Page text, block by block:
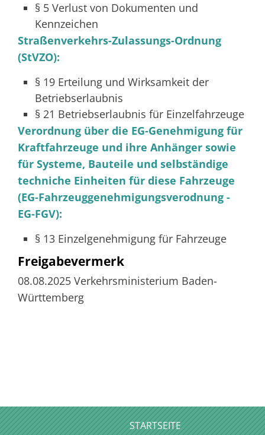
§ 5 Verlust von Dokumenten und
Kennzeichen
Straßenverkehrs-Zulassungs-Ordnung
(StVZO):
§ 19 Erteilung und Wirksamkeit der
Betriebserlaubnis
§ 21 Betriebserlaubnis für Einzelfahrzeuge
Verordnung über die EG-Genehmigung für
Kraftfahrzeuge und ihre Anhänger sowie
für Systeme, Bauteile und selbständige
techniche Einheiten für diese Fahrzeuge
(EG-Fahrzeuggenehmigungsverodnung -
EG-FGV):
§ 13 Einzelgenehmigung für Fahrzeuge
Freigabevermerk
08.08.2025 Verkehrsministerium Baden-
Württemberg
STARTSEITE